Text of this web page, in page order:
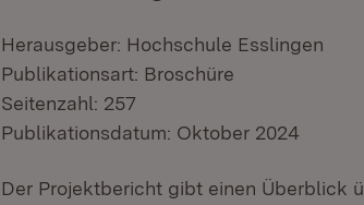
Herausgeber: Hochschule Esslingen
Publikationsart: Broschüre
Seitenzahl: 257
Publikationsdatum: Oktober 2024
Der Projektbericht gibt einen Überblick